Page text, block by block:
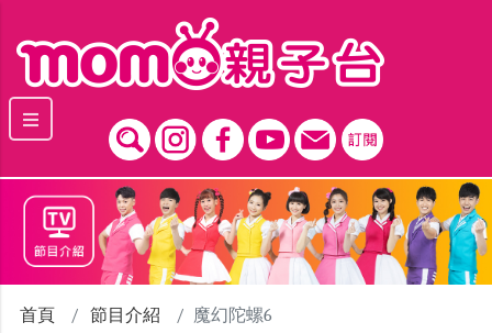
首頁 節目介紹 魔幻陀螺6